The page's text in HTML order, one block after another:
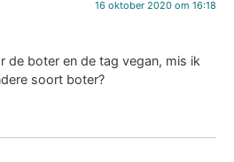
16 oktober 2020 om 16:18
de boter en de tag vegan, mis ik
soort boter?